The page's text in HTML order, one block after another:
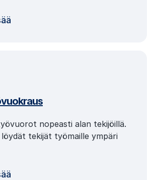
nopeasti alan tekijöillä.
tekijät työmaille ympäri